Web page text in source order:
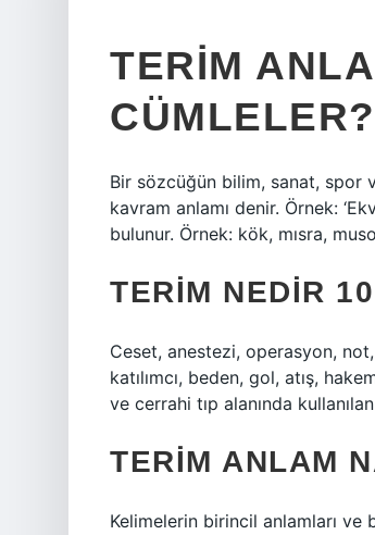
TERIM
CÜMLELER?
Bir sözcüğün bilim, sanat, spor
kavram anlamı denir. Örnek:
bulunur. Örnek: kök, mısra,
TERIM NEDIR
Ceset, anestezi, operasyon,
katılımcı, beden, gol, atış,
ve cerrahi tıp alanında
TERIM ANLAM
Kelimelerin birincil anlamları